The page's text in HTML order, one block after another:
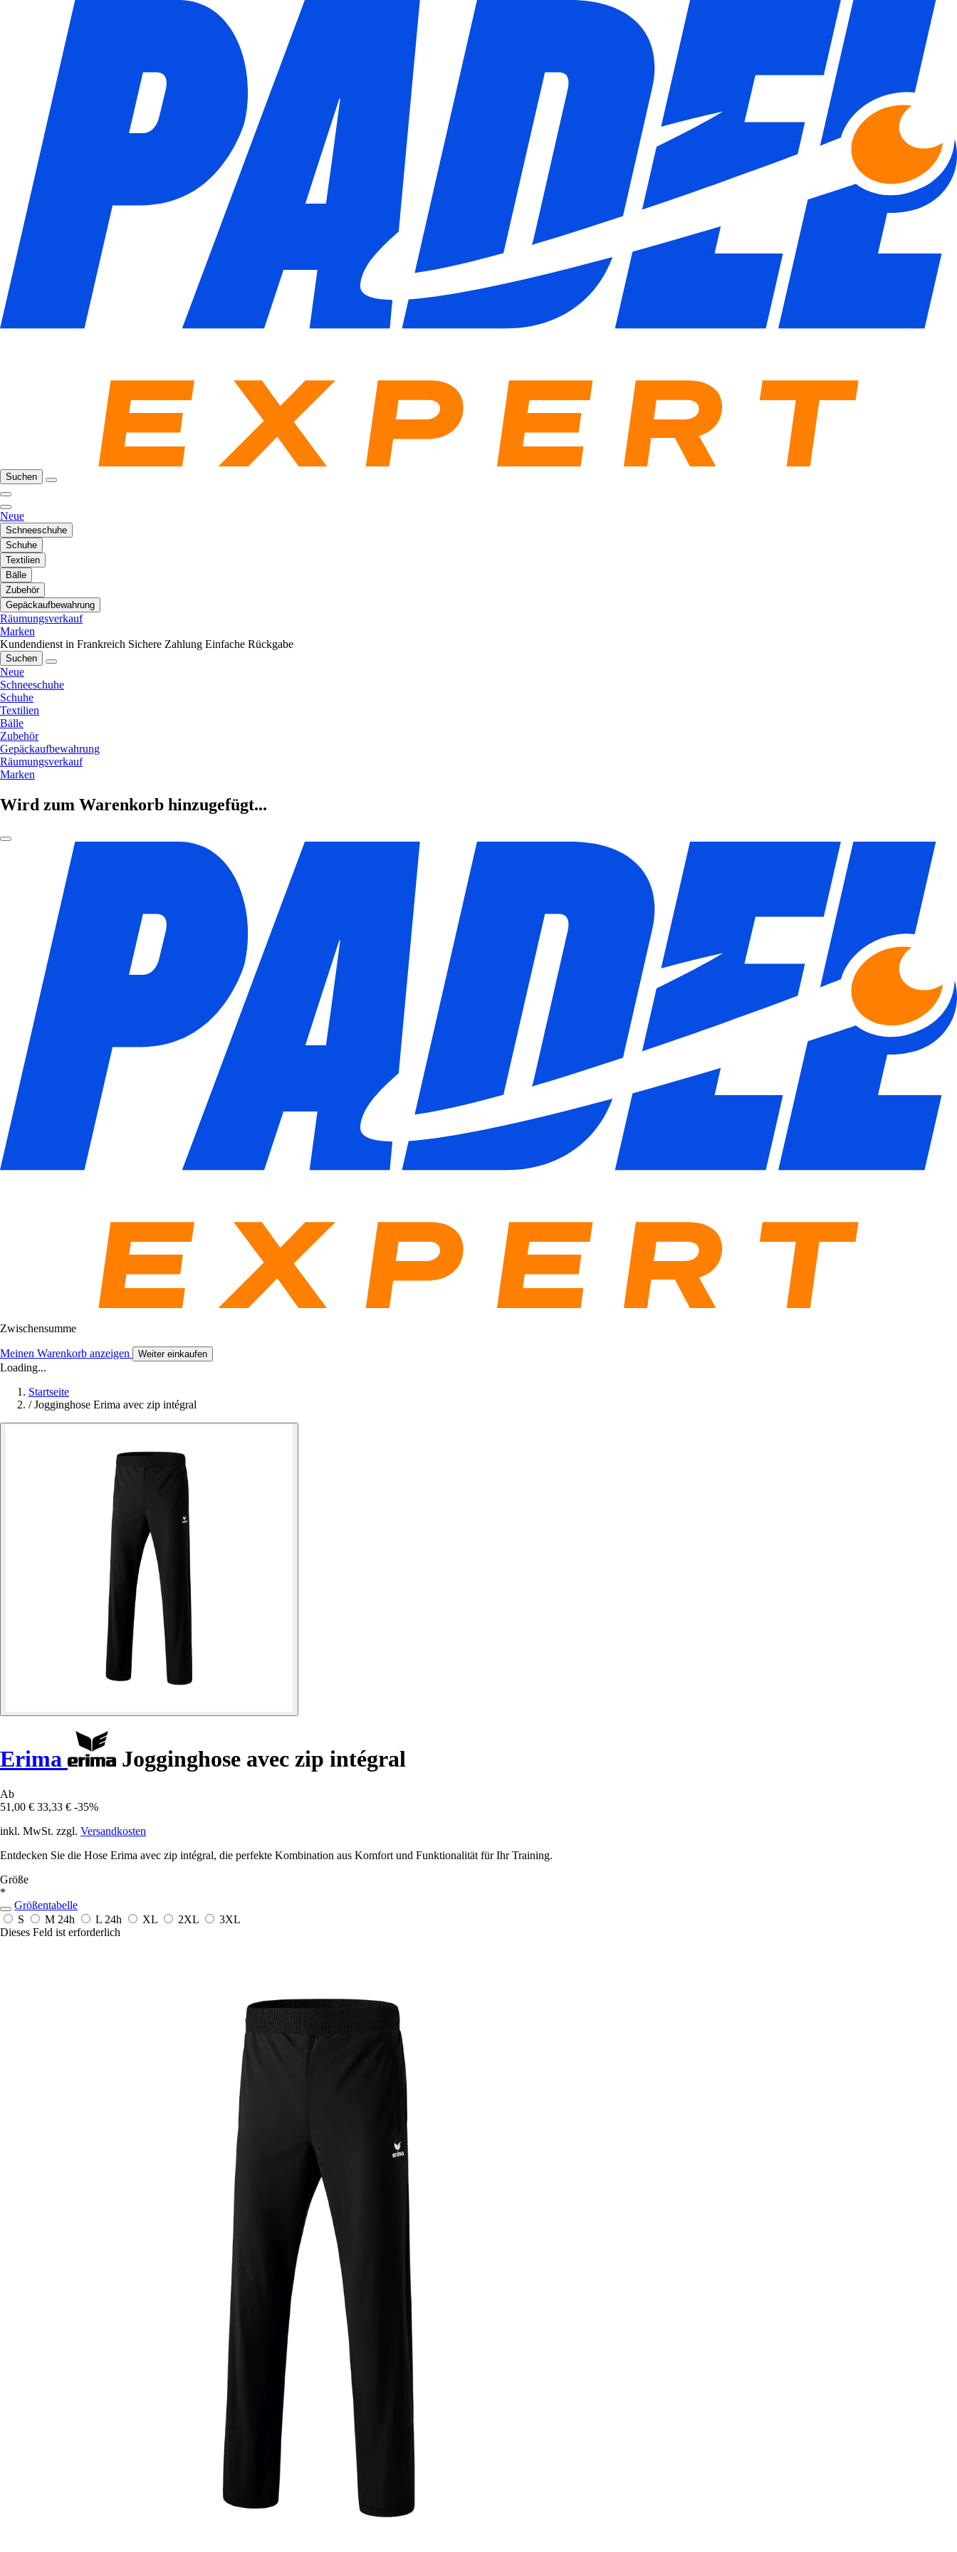
Suchen
Neue
Schneeschuhe
Schuhe
Textilien
Bälle
Zubehör
Gepäckaufbewahrung
Räumungsverkauf
Marken
Kundendienst in Frankreich Sichere Zahlung Einfache Rückgabe
Suchen
Neue
Schneeschuhe
Schuhe
Textilien
Bälle
Zubehör
Gepäckaufbewahrung
Räumungsverkauf
Marken
Wird zum Warenkorb hinzugefügt...
Zwischensumme
Meinen Warenkorb anzeigen Weiter einkaufen
Loading...
Startseite
/ Jogginghose Erima avec zip intégral
Erima Jogginghose avec zip intégral
Ab
51,00 € 33,33 € -35%
inkl. MwSt. zzgl. Versandkosten
Entdecken Sie die Hose Erima avec zip intégral, die perfekte Kombination aus Komfort und Funktionalität für Ihr Training.
Größe
*
Größentabelle
S
M 24h L 24h XL 2XL
3XL
Dieses Feld ist erforderlich